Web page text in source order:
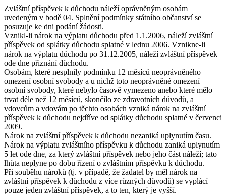
Zvláštní příspěvek k důchodu náleží oprávněným osobám
uvedeným v bodě 04. Splnění podmínky státního občanství se
posuzuje ke dni podání žádosti.
Vznikl-li nárok na výplatu důchodu před 1.1.2006, náleží zvláštní
příspěvek od splátky důchodu splatné v lednu 2006. Vznikne-li
nárok na výplatu důchodu po 31.12.2005, náleží zvláštní příspěvek
ode dne přiznání důchodu.
Osobám, které nesplnily podmínku 12 měsíců neoprávněného
omezení osobní svobody a u nichž toto neoprávněné omezení
osobní svobody, které nebylo časově vymezeno anebo které mělo
trvat déle než 12 měsíců, skončilo ze zdravotních důvodů, a
vdovcům a vdovám po těchto osobách vzniká nárok na zvláštní
příspěvek k důchodu nejdříve od splátky důchodu splatné v červenci
2009.
Nárok na zvláštní příspěvek k důchodu nezaniká uplynutím času.
Nárok na výplatu zvláštního příspěvku k důchodu zaniká uplynutím
5 let ode dne, za který zvláštní příspěvek nebo jeho část náleží; tato
lhůta neplyne po dobu řízení o zvláštním příspěvku k důchodu.
Při souběhu nároků (tj. v případě, že žadatel by měl nárok na
zvláštní příspěvek k důchodu z více různých důvodů) se vyplácí
pouze jeden zvláštní příspěvek, a to ten, který je vyšší.